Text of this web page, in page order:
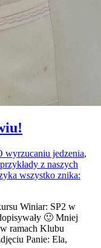
wyrzucaniu jedzenia,
z naszych
wszystko znika:
Winiar: SP2 w
🙂 Mniej
ramach Klubu
Panie: Ela,